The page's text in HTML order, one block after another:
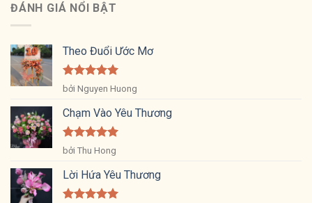
ĐÁNH GIÁ NỔI BẬT
Theo Đuổi Ước Mơ
Được xếp
hạng 55
sao
bởi Nguyen Huong
Chạm Vào Yêu Thương
Được xếp
sao
bởi Thu Hong
Lời Hứa Yêu Thương